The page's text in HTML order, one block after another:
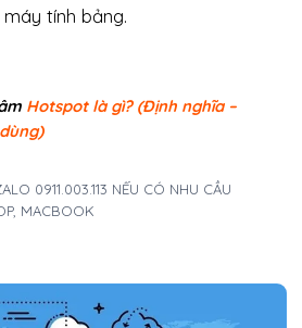
tính bảng.
Hotspot là gì? (Định nghĩa –
0911.003.113 NẾU CÓ NHU CẦU
MACBOOK